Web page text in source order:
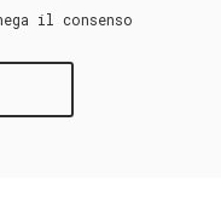
il consenso